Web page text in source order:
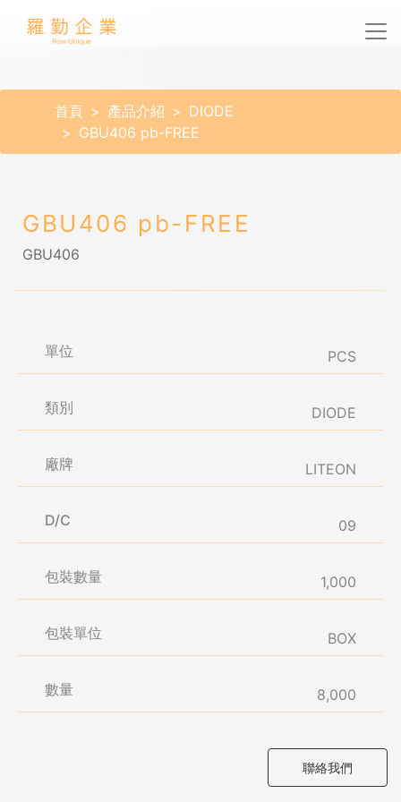
首頁 產品介紹
DIODE
GBU406 pb-FREE
GBU406 pb-FREE
GBU406
單位 PCS
類別 DIODE
廠牌 LITEON
D/C 09
包裝數量 1,000
包裝單位 BOX
數量 8,000
聯絡我們